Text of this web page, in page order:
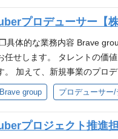
twitter.com/bravegroup_vt/
理 出演者、クリエイター、
コンテンツ公開後の数値確
ファンコミュニティ等にお
料などを作成し、関係者に
理を行った経験 エンタメ、
知識より、キャッチアップ
ンツ制作経験 IPコンテンツ
プロデューサー【
具体的な業務内容 Brave
任せします。 タレントの価
。 加えて、新規事業のプロ
における企画立案、コンセ
コンテンツ制作サポート、
応などのサポート業務 必
、人数は問いません) ・エン
group プロデューサー
プロジェクト推進